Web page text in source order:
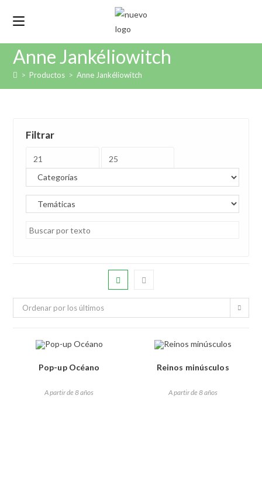
Anne Jankéliowitch
> Productos > Anne Jankéliowitch
Filtrar
Ordenar por los últimos
Pop-up Océano
A partir de 8 años
Reinos minúsculos
A partir de 8 años